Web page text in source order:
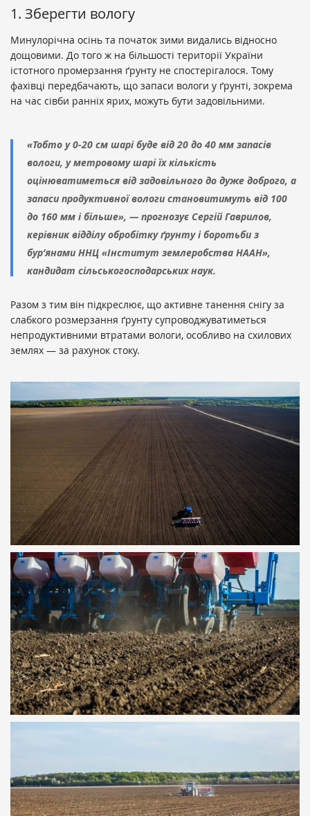
1. Зберегти вологу
Минулорічна осінь та початок зими видались відносно
дощовими. До того ж на більшості території України
істотного промерзання ґрунту не спостерігалося. Тому
фахівці передбачають, що запаси вологи у ґрунті, зокрема
на час сівби ранніх ярих, можуть бути задовільними.
«Тобто у 0-20 см шарі буде від 20 до 40 мм запасів
вологи, у метровому шарі їх кількість
оцінюватиметься від задовільного до дуже доброго, а
запаси продуктивної вологи становитимуть від 100
до 160 мм і більше», — прогнозує Сергій Гаврилов,
керівник відділу обробітку ґрунту і боротьби з
бур’янами ННЦ «Інститут землеробства НААН»,
кандидат сільськогосподарських наук.
Разом з тим він підкреслює, що активне танення снігу за
слабкого розмерзання ґрунту супроводжуватиметься
непродуктивними втратами вологи, особливо на схилових
землях — за рахунок стоку.